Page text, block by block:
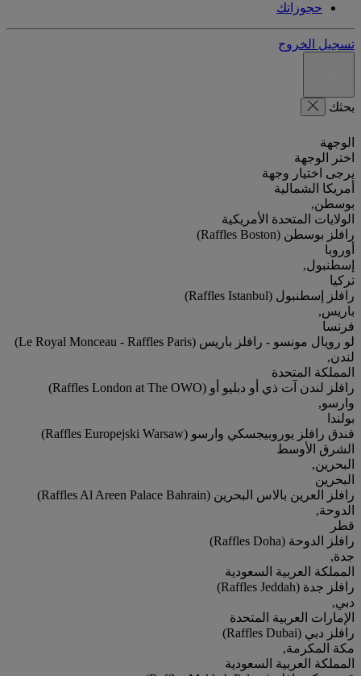
حجوزاتك
تسجيل الخروج
بحثك
الوجهة
اختر الوجهة
يرجى اختيار وجهة
أمريكا الشمالية
بوسطن,
الولايات المتحدة الأمريكية
رافلز بوسطن (Raffles Boston)
أوروبا
إسطنبول,
تركيا
رافلز إسطنبول (Raffles Istanbul)
باريس,
فرنسا
لو رويال مونسو - رافلز باريس (Le Royal Monceau - Raffles Paris)
لندن,
المملكة المتحدة
رافلز لندن آت ذي أو دبليو أو (Raffles London at The OWO)
وارسو,
بولندا
فندق رافلز يوروبيجسكي وارسو (Raffles Europejski Warsaw)
الشرق الأوسط
البحرين,
البحرين
رافلز العرين بالاس البحرين (Raffles Al Areen Palace Bahrain)
الدوحة,
قطر
رافلز الدوحة (Raffles Doha)
جدة,
المملكة العربية السعودية
رافلز جدة (Raffles Jeddah)
دبي,
الإمارات العربية المتحدة
رافلز دبي (Raffles Dubai)
مكة المكرمة,
المملكة العربية السعودية